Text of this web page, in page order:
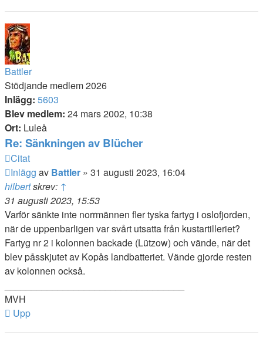
Battler
Stödjande medlem 2026
Inlägg: 5603
Blev medlem: 24 mars 2002, 10:38
Ort: Luleå
Re: Sänkningen av Blücher
Citat
Inlägg av Battler » 31 augusti 2023, 16:04
hilbertskrev: ↑
31 augusti 2023, 15:53
Varför sänkte inte norrmännen fler tyska fartyg i oslofjorden,
när de uppenbarligen var svårt utsatta från kustartilleriet?
Fartyg nr 2 i kolonnen backade (Lützow) och vände, när det
blev påsskjutet av Kopås landbatteriet. Vände gjorde resten
av kolonnen också.
MVH
Upp